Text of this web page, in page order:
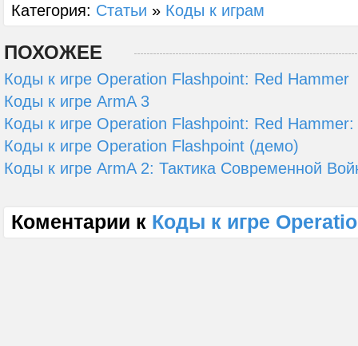
Категория: Статьи » Коды к играм
ПОХОЖЕЕ
Коды к игре Operation Flashpoint: Red Hammer
Коды к игре ArmA 3
Коды к игре Operation Flashpoint: Red
Коды к игре Operation Flashpoint (демо)
Коды к игре ArmA 2: Тактика Современной
Коментарии к Коды к игре